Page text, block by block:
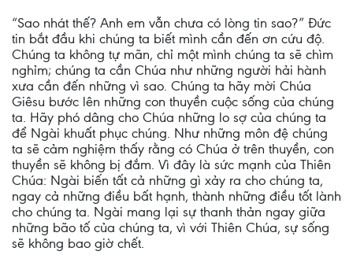
“Sao nhát thế? Anh em vẫn chưa có lòng tin sao?” Đức
tin bắt đầu khi chúng ta biết mình cần đến ơn cứu độ.
Chúng ta không tự mãn, chỉ một mình chúng ta sẽ chìm
nghỉm; chúng ta cần Chúa như những người hải hành
xưa cần đến những vì sao. Chúng ta hãy mời Chúa
Giêsu bước lên những con thuyền cuộc sống của chúng
ta. Hãy phó dâng cho Chúa những lo sợ của chúng ta
để Ngài khuất phục chúng. Như những môn đệ chúng
ta sẽ cảm nghiệm thấy rằng có Chúa ở trên thuyền, con
thuyền sẽ không bị đắm. Vì đây là sức mạnh của Thiên
Chúa: Ngài biến tất cả những gì xảy ra cho chúng ta,
ngay cả những điều bất hạnh, thành những điều tốt lành
cho chúng ta. Ngài mang lại sự thanh thản ngay giữa
những bão tố của chúng ta, vì với Thiên Chúa, sự sống
sẽ không bao giờ chết.